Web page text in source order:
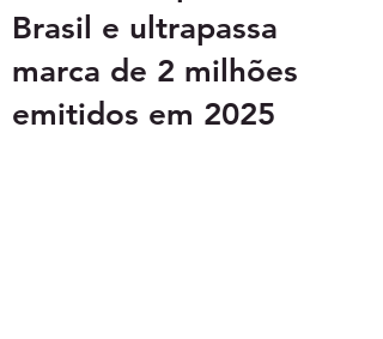
Brasil e ultrapassa
marca de 2 milhões
emitidos em 2025